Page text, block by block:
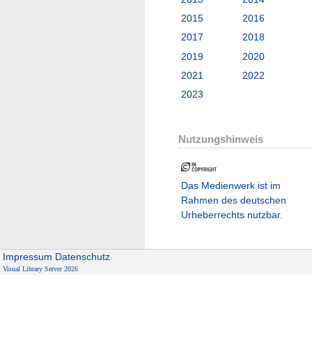
2015
2016
2017
2018
2019
2020
2021
2022
2023
Nutzungshinweis
Das Medienwerk ist im
Rahmen des deutschen
Urheberrechts nutzbar.
Impressum Datenschutz
Visual Library Server 2026